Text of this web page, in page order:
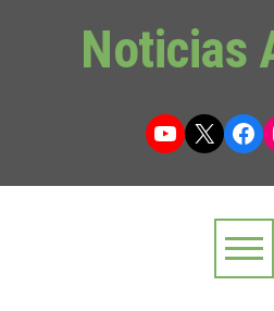
Noticias
YouTube
X